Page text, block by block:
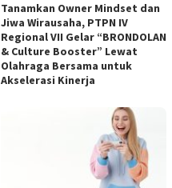
Tanamkan Owner Mindset dan
Jiwa Wirausaha, PTPN IV
Regional VII Gelar “BRONDOLAN
& Culture Booster” Lewat
Olahraga Bersama untuk
Akselerasi Kinerja